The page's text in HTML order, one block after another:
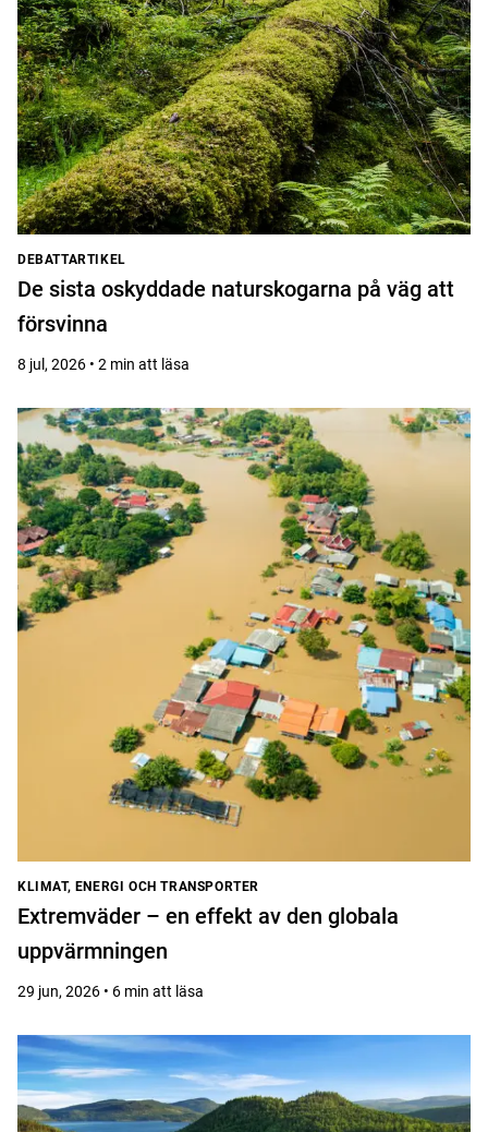
DEBATTARTIKEL
De sista oskyddade naturskogarna på väg att
försvinna
8 jul, 2026 • 2 min att läsa
KLIMAT, ENERGI OCH TRANSPORTER
Extremväder – en effekt av den globala
uppvärmningen
29 jun, 2026 • 6 min att läsa